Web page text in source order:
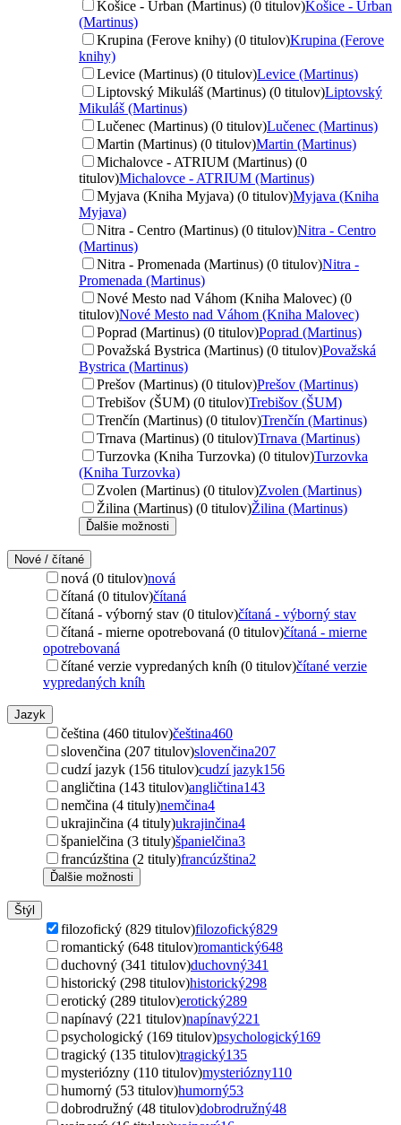
Košice - Urban (Martinus) (0 titulov)Košice - Urban
(Martinus)
Krupina (Ferove knihy) (0 titulov)Krupina (Ferove
knihy)
Levice (Martinus) (0 titulov)Levice (Martinus)
Liptovský Mikuláš (Martinus) (0 titulov)Liptovský
Mikuláš (Martinus)
Lučenec (Martinus) (0 titulov)Lučenec (Martinus)
Martin (Martinus) (0 titulov)Martin (Martinus)
Michalovce - ATRIUM (Martinus) (0
titulov)Michalovce - ATRIUM (Martinus)
Myjava (Kniha Myjava) (0 titulov)Myjava (Kniha
Myjava)
Nitra - Centro (Martinus) (0 titulov)Nitra - Centro
(Martinus)
Nitra - Promenada (Martinus) (0 titulov)Nitra -
Promenada (Martinus)
Nové Mesto nad Váhom (Kniha Malovec) (0
titulov)Nové Mesto nad Váhom (Kniha Malovec)
Poprad (Martinus) (0 titulov)Poprad (Martinus)
Považská Bystrica (Martinus) (0 titulov)Považská
Bystrica (Martinus)
Prešov (Martinus) (0 titulov)Prešov (Martinus)
Trebišov (ŠUM) (0 titulov)Trebišov (ŠUM)
Trenčín (Martinus) (0 titulov)Trenčín (Martinus)
Trnava (Martinus) (0 titulov)Trnava (Martinus)
Turzovka (Kniha Turzovka) (0 titulov)Turzovka
(Kniha Turzovka)
Zvolen (Martinus) (0 titulov)Zvolen (Martinus)
Žilina (Martinus) (0 titulov)Žilina (Martinus)
Ďalšie možnosti
Nové / čítané
nová (0 titulov)nová
čítaná (0 titulov)čítaná
čítaná - výborný stav (0 titulov)čítaná - výborný stav
čítaná - mierne opotrebovaná (0 titulov)čítaná - mierne
opotrebovaná
čítané verzie vypredaných kníh (0 titulov)čítané verzie
vypredaných kníh
Jazyk
čeština (460 titulov)čeština460
slovenčina (207 titulov)slovenčina207
cudzí jazyk (156 titulov)cudzí jazyk156
angličtina (143 titulov)angličtina143
nemčina (4 tituly)nemčina4
ukrajinčina (4 tituly)ukrajinčina4
španielčina (3 tituly)španielčina3
francúzština (2 tituly)francúzština2
Ďalšie možnosti
Štýl
filozofický (829 titulov)filozofický829
romantický (648 titulov)romantický648
duchovný (341 titulov)duchovný341
historický (298 titulov)historický298
erotický (289 titulov)erotický289
napínavý (221 titulov)napínavý221
psychologický (169 titulov)psychologický169
tragický (135 titulov)tragický135
mysteriózny (110 titulov)mysteriózny110
humorný (53 titulov)humorný53
dobrodružný (48 titulov)dobrodružný48